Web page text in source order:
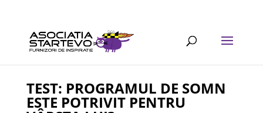
TEST: PROGRAMUL DE SOMN
ESTE POTRIVIT PENTRU